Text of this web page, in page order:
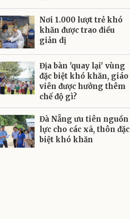
Nơi 1.000 lượt trẻ khó
khăn được trao điều
giản dị
Địa bàn 'quay lại' vùng
đặc biệt khó khăn, giáo
viên được hưởng thêm
chế độ gì?
Đà Nẵng ưu tiên nguồn
lực cho các xã, thôn đặc
biệt khó khăn